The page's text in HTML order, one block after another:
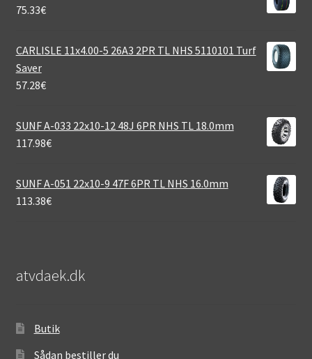
75.33€
CARLISLE 11x4.00-5 26A3 2PR TL NHS 5110101 Turf
Saver
57.28€
SUNF A-033 22x10-12 48J 6PR NHS TL 18.0mm
117.98€
SUNF A-051 22x10-9 47F 6PR TL NHS 16.0mm
113.38€
atvdaek.dk
Butik
Sådan bestiller du